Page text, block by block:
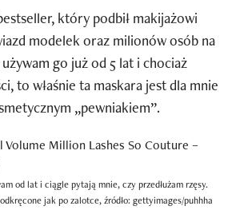
który podbił makijażowi
modelek oraz milionów osób na
używam go już od 5 lat i chociaż
to właśnie ta maskara jest dla mnie
„pewniakiem”.
od lat i ciągle pytają mnie, czy przedłużam rzęsy.
jak po zalotce, źródło: gettyimages/puhhha